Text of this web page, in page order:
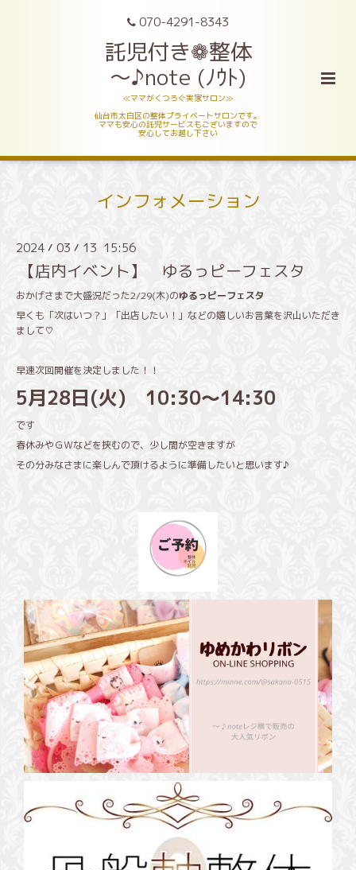
070-4291-8343
託児付き❁整体
～♪note (ﾉｳﾄ)
≪ママがくつろぐ実家サロン≫
仙台市太白区の整体プライベートサロンです。
ママも安心の託児サービスもございますので
安心してお越し下さい
インフォメーション
2024 / 03 / 13 15:56
【店内イベント】 ゆるっピーフェスタ
おかげさまで大盛況だった2/29(木)のゆるっピーフェスタ
早くも「次はいつ？」「出店したい！」などの嬉しいお言葉を沢山いただき
まして♡
早速次回開催を決定しました！！
5月28日(火) 10:30～14:30
です
春休みやＧＷなどを挟むので、少し間が空きますが
その分みなさまに楽しんで頂けるように準備したいと思います♪